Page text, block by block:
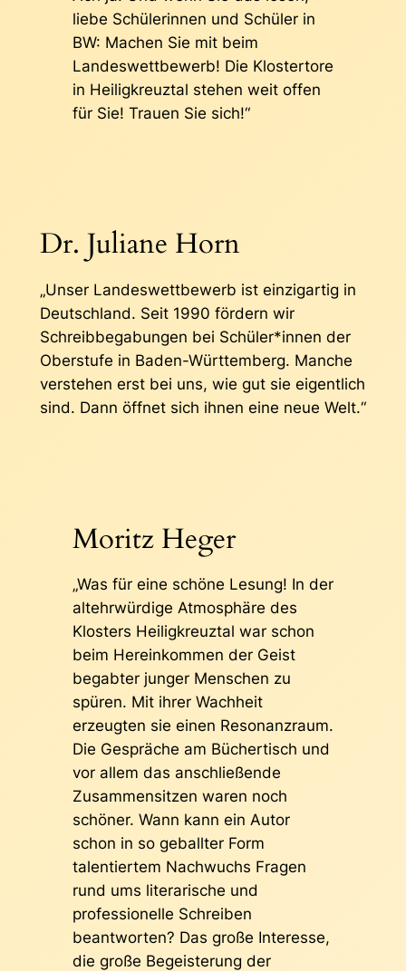
liebe Schülerinnen und Schüler in
BW: Machen Sie mit beim
Landeswettbewerb! Die Klostertore
in Heiligkreuztal stehen weit offen
für Sie! Trauen Sie sich!“
Dr. Juliane Horn
„Unser Landeswettbewerb ist einzigartig in
Deutschland. Seit 1990 fördern wir
Schreibbegabungen bei Schüler*innen der
Oberstufe in Baden-Württemberg. Manche
verstehen erst bei uns, wie gut sie eigentlich
sind. Dann öffnet sich ihnen eine neue Welt.“
Moritz Heger
„Was für eine schöne Lesung! In der
altehrwürdige Atmosphäre des
Klosters Heiligkreuztal war schon
beim Hereinkommen der Geist
begabter junger Menschen zu
spüren. Mit ihrer Wachheit
erzeugten sie einen Resonanzraum.
Die Gespräche am Büchertisch und
vor allem das anschließende
Zusammensitzen waren noch
schöner. Wann kann ein Autor
schon in so geballter Form
talentiertem Nachwuchs Fragen
rund ums literarische und
professionelle Schreiben
beantworten? Das große Interesse,
die große Begeisterung der